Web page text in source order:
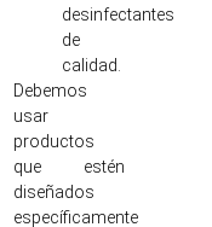
desinfectantes
de
calidad.
Debemos
usar
productos
que estén
diseñados
específicamente